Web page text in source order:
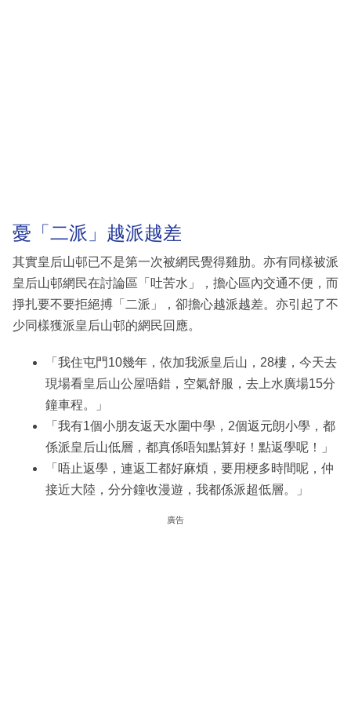
憂「二派」越派越差
其實皇后山邨已不是第一次被網民覺得雞肋。亦有同樣被派
皇后山邨網民在討論區「吐苦水」，擔心區內交通不便，而
掙扎要不要拒絕搏「二派」，卻擔心越派越差。亦引起了不
少同樣獲派皇后山邨的網民回應。
「我住屯門10幾年，依加我派皇后山，28樓，今天去
現場看皇后山公屋唔錯，空氣舒服，去上水廣場15分
鐘車程。」
「我有1個小朋友返天水圍中學，2個返元朗小學，都
係派皇后山低層，都真係唔知點算好！點返學呢！」
「唔止返學，連返工都好麻煩，要用梗多時間呢，仲
接近大陸，分分鐘收漫遊，我都係派超低層。」
廣告